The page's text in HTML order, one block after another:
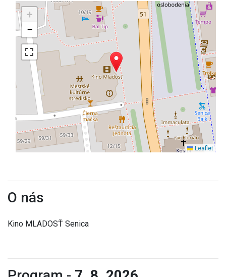
+
−
Leaflet
O nás
Kino MLADOSŤ Senica